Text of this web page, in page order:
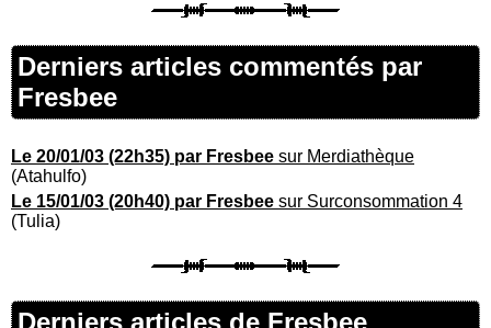
Derniers articles commentés par
Fresbee
Le 20/01/03 (22h35) par Fresbee sur Merdiathèque
(Atahulfo)
Le 15/01/03 (20h40) par Fresbee sur Surconsommation 4
(Tulia)
Derniers articles de Fresbee